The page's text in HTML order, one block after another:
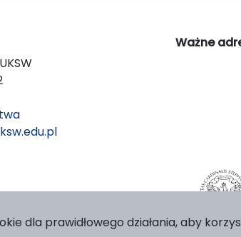
Ważne
dla prawidłowego działania, aby